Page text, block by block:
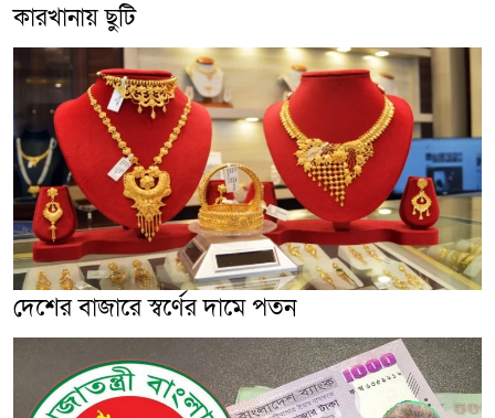
কারখানায় ছুটি
দেশের বাজারে স্বর্ণের দামে পতন